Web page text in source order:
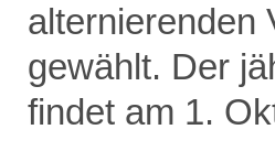
alternierenden
gewählt. Der
findet am 1.